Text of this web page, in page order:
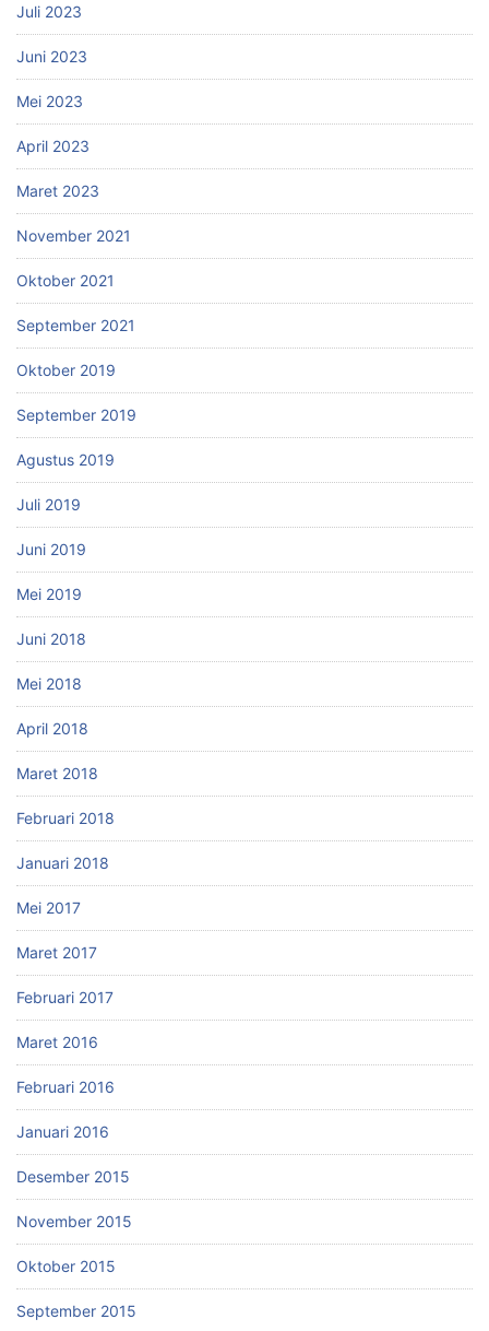
Juli 2023
Juni 2023
Mei 2023
April 2023
Maret 2023
November 2021
Oktober 2021
September 2021
Oktober 2019
September 2019
Agustus 2019
Juli 2019
Juni 2019
Mei 2019
Juni 2018
Mei 2018
April 2018
Maret 2018
Februari 2018
Januari 2018
Mei 2017
Maret 2017
Februari 2017
Maret 2016
Februari 2016
Januari 2016
Desember 2015
November 2015
Oktober 2015
September 2015